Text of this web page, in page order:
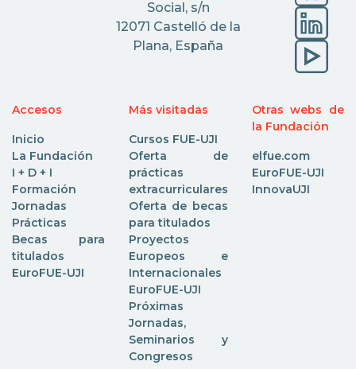
Social, s/n
12071 Castelló de la
Plana, España
Accesos
Inicio
La Fundación
I + D + I
Formación
Jornadas
Prácticas
Becas para
titulados
EuroFUE-UJI
Más visitadas
Cursos FUE-UJI
Oferta de
prácticas
extracurriculares
Oferta de becas
para titulados
Proyectos
Europeos e
Internacionales
EuroFUE-UJI
Próximas
Jornadas,
Seminarios y
Congresos
Otras webs de
la Fundación
elfue.com
EuroFUE-UJI
InnovaUJI